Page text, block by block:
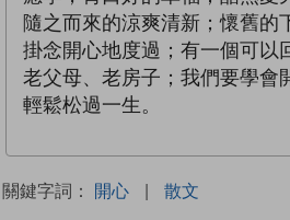
隨之而來的涼爽清新；懷舊的
掛念開心地度過；有一個可以
老父母、老房子；我們要學會
輕鬆松過一生。
關鍵字詞： 開心 | 散文